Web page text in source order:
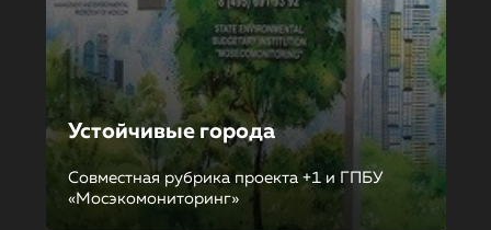
Устойчивые города
Совместная рубрика проекта +1 и ГПБУ
«Мосэкомониторинг»